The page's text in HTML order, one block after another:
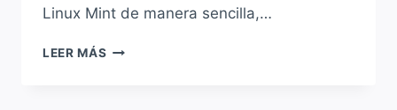
Linux Mint de manera sencilla,…
LEER MÁS CÓMO